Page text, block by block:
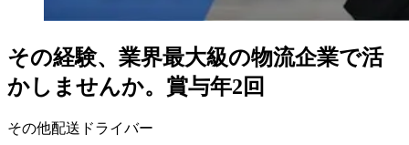
その経験、業界最大級の物流企業で活
かしませんか。賞与年2回
その他配送ドライバー